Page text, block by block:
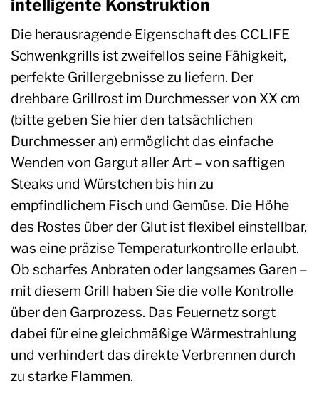
intelligente Konstruktion
Die herausragende Eigenschaft des CCLIFE
Schwenkgrills ist zweifellos seine Fähigkeit,
perfekte Grillergebnisse zu liefern. Der
drehbare Grillrost im Durchmesser von XX cm
(bitte geben Sie hier den tatsächlichen
Durchmesser an) ermöglicht das einfache
Wenden von Gargut aller Art – von saftigen
Steaks und Würstchen bis hin zu
empfindlichem Fisch und Gemüse. Die Höhe
des Rostes über der Glut ist flexibel einstellbar,
was eine präzise Temperaturkontrolle erlaubt.
Ob scharfes Anbraten oder langsames Garen –
mit diesem Grill haben Sie die volle Kontrolle
über den Garprozess. Das Feuernetz sorgt
dabei für eine gleichmäßige Wärmestrahlung
und verhindert das direkte Verbrennen durch
zu starke Flammen.